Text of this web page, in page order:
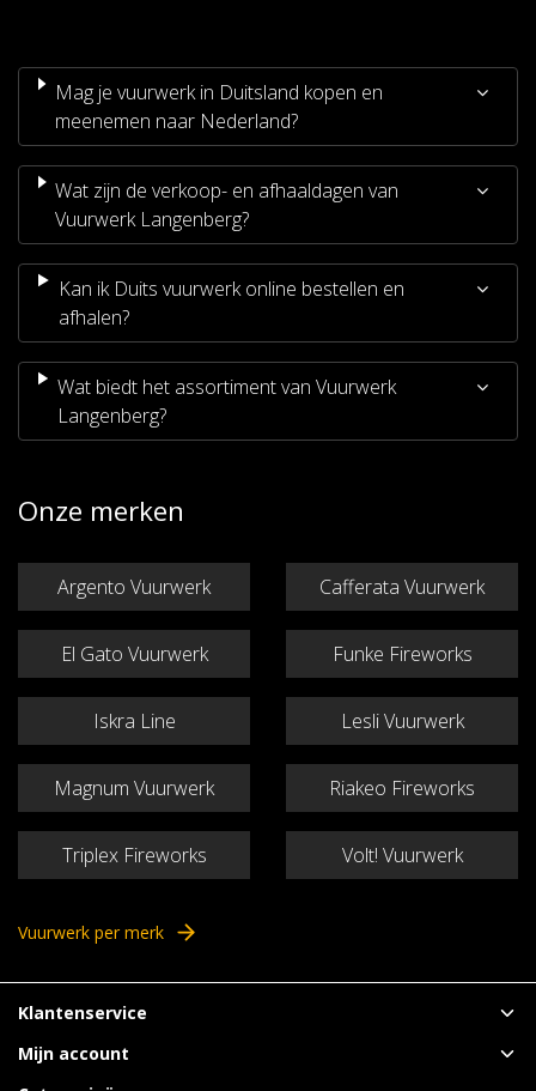
Mag je vuurwerk in Duitsland kopen en
meenemen naar Nederland?
Wat zijn de verkoop- en afhaaldagen van
Vuurwerk Langenberg?
Kan ik Duits vuurwerk online bestellen en
afhalen?
Wat biedt het assortiment van Vuurwerk
Langenberg?
Onze merken
Argento Vuurwerk Cafferata Vuurwerk
El Gato Vuurwerk Funke Fireworks
Iskra Line Lesli Vuurwerk
Magnum Vuurwerk Riakeo Fireworks
Triplex Fireworks Volt! Vuurwerk
Vuurwerk per merk
Klantenservice
Mijn account